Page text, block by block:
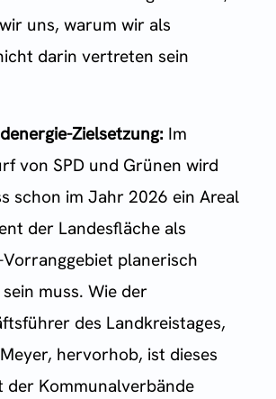
uns, warum wir als
darin vertreten sein
Zielsetzung: Im
von SPD und Grünen wird
schon im Jahr 2026 ein Areal
der Landesfläche als
planerisch
muss. Wie der
des Landkreistages,
hervorhob, ist dieses
der Kommunalverbände